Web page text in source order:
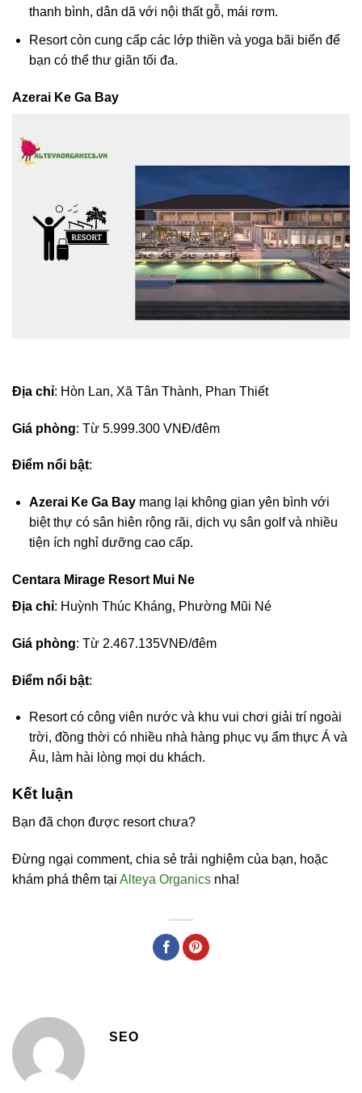
thanh bình, dân dã với nội thất gỗ, mái rơm.
Resort còn cung cấp các lớp thiền và yoga bãi biển để
bạn có thể thư giãn tối đa.
Azerai Ke Ga Bay
Địa chỉ: Hòn Lan, Xã Tân Thành, Phan Thiết
Giá phòng: Từ 5.999.300 VNĐ/đêm
Điểm nổi bật:
Azerai Ke Ga Baymang lại không gian yên bình với
biệt thự có sân hiên rộng rãi, dịch vụ sân golf và nhiều
tiện ích nghỉ dưỡng cao cấp.
Centara Mirage Resort Mui Ne
Địa chỉ: Huỳnh Thúc Kháng, Phường Mũi Né
Giá phòng: Từ 2.467.135VNĐ/đêm
Điểm nổi bật:
Resort có công viên nước và khu vui chơi giải trí ngoài
trời, đồng thời có nhiều nhà hàng phục vụ ẩm thực Á và
Âu, làm hài lòng mọi du khách.
Kết luận
Bạn đã chọn được resort chưa?
Đừng ngại comment, chia sẻ trải nghiệm của bạn, hoặc
khám phá thêm tại Alteya Organics nha!
SEO